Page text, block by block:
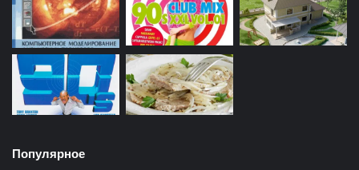
Популярное